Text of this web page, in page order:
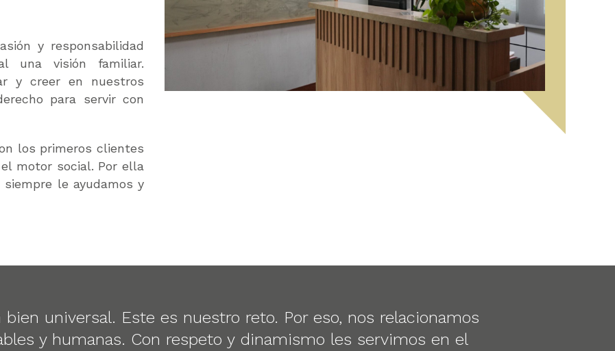
y responsabilidad
una visión familiar.
y creer en nuestros
para servir con
los primeros clientes
motor social. Por ella
le ayudamos y
universal. Este es nuestro reto. Por eso, nos relacionamos
y humanas. Con respeto y dinamismo les servimos en el